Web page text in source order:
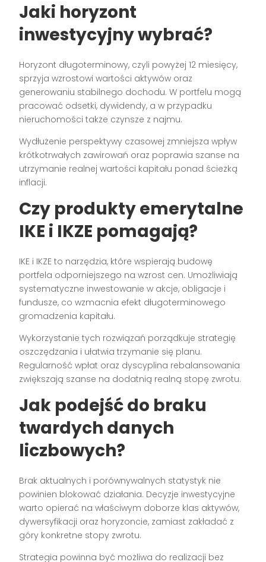
Jaki horyzont
inwestycyjny wybrać?
Horyzont długoterminowy, czyli powyżej 12 miesięcy,
sprzyja wzrostowi wartości aktywów oraz
generowaniu stabilnego dochodu. W portfelu mogą
pracować odsetki, dywidendy, a w przypadku
nieruchomości także czynsze z najmu.
Wydłużenie perspektywy czasowej zmniejsza wpływ
krótkotrwałych zawirowań oraz poprawia szanse na
utrzymanie realnej wartości kapitału ponad ścieżką
inflacji.
Czy produkty emerytalne
IKE i IKZE pomagają?
IKE i IKZE to narzędzia, które wspierają budowę
portfela odporniejszego na wzrost cen. Umożliwiają
systematyczne inwestowanie w akcje, obligacje i
fundusze, co wzmacnia efekt długoterminowego
gromadzenia kapitału.
Wykorzystanie tych rozwiązań porządkuje strategię
oszczędzania i ułatwia trzymanie się planu.
Regularność wpłat oraz dyscyplina rebalansowania
zwiększają szanse na dodatnią realną stopę zwrotu.
Jak podejść do braku
twardych danych
liczbowych?
Brak aktualnych i porównywalnych statystyk nie
powinien blokować działania. Decyzje inwestycyjne
warto opierać na właściwym doborze klas aktywów,
dywersyfikacji oraz horyzoncie, zamiast zakładać z
góry konkretne stopy zwrotu.
Strategia powinna być możliwa do realizacji bez